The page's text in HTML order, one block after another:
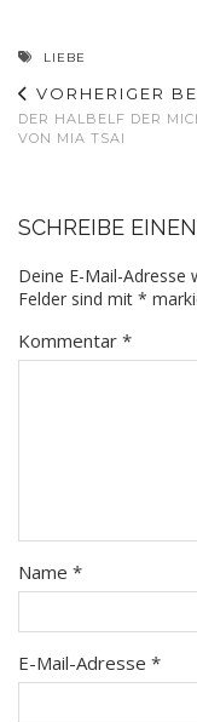
LIEBE
VORHERIGER
DER HALBELF DER
VON MIA TSAI
SCHREIBE
Deine E-Mail-Adresse
Felder sind mit *
Kommentar *
Name *
E-Mail-Adresse *